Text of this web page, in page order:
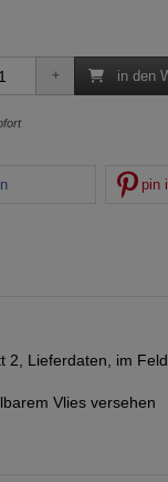
in den
pin
2, Lieferdaten, im
Vlies versehen